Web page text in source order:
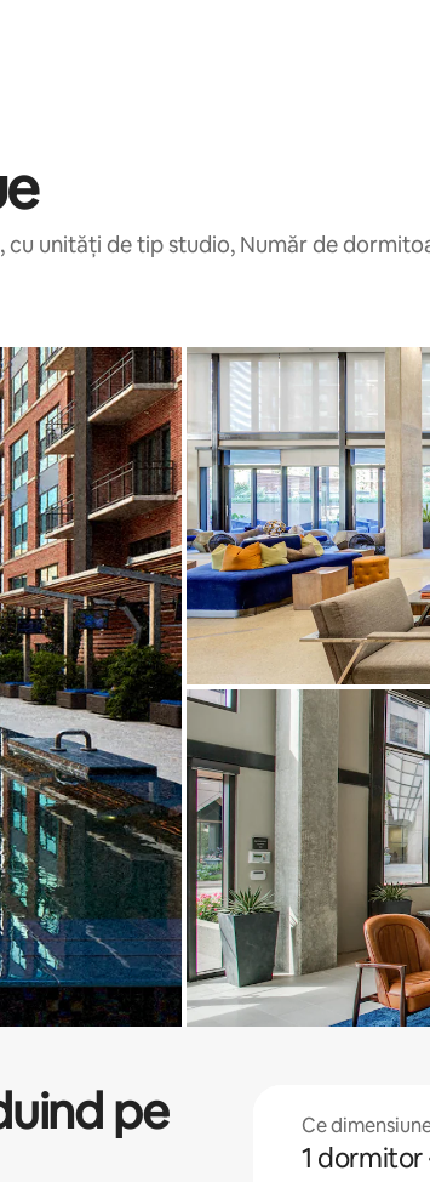
unități de tip studio, Număr de
pe
Ce
1 dormitor